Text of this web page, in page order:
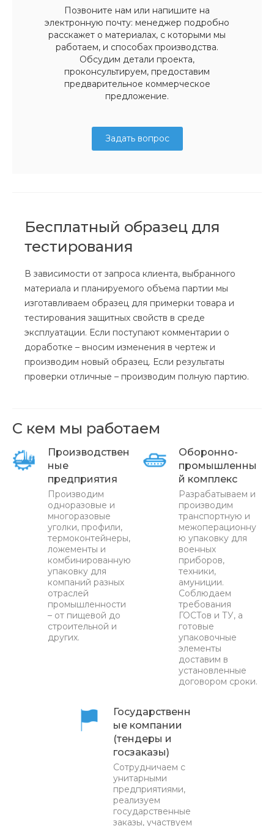
Позвоните нам или напишите на
электронную почту: менеджер подробно
расскажет о материалах, с которыми мы
работаем, и способах производства.
Обсудим детали проекта,
проконсультируем, предоставим
предварительное коммерческое
предложение.
Задать вопрос
Бесплатный образец для
тестирования
В зависимости от запроса клиента, выбранного
материала и планируемого объема партии мы
изготавливаем образец для примерки товара и
тестирования защитных свойств в среде
эксплуатации. Если поступают комментарии о
доработке – вносим изменения в чертеж и
производим новый образец. Если результаты
проверки отличные – производим полную партию.
С кем мы работаем
Производствен
ные
предприятия
Производим
одноразовые и
многоразовые
уголки, профили,
термоконтейнеры,
ложементы и
комбинированную
упаковку для
компаний разных
отраслей
промышленности
– от пищевой до
строительной и
других.
Оборонно-
промышленны
й комплекс
Разрабатываем и
производим
транспортную и
межоперационну
ю упаковку для
военных
приборов,
техники,
амуниции.
Соблюдаем
требования
ГОСТов и ТУ, а
готовые
упаковочные
элементы
доставим в
установленные
договором сроки.
Государственн
ые компании
(тендеры и
госзаказы)
Сотрудничаем с
унитарными
предприятиями,
реализуем
государственные
заказы, участвуем